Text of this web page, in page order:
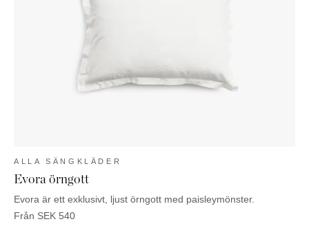
ALLA SÄNGKLÄDER
Evora örngott
Evora är ett exklusivt, ljust örngott med paisleymönster.
Från SEK 540